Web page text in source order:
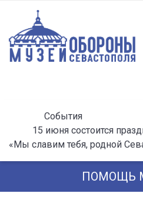
События
15 июня состоится
«Мы славим тебя, родной
ПОМОЩЬ